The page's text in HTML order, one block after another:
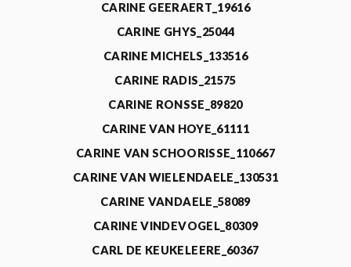
CARINE GEERAERT_19616
CARINE GHYS_25044
CARINE MICHELS_133516
CARINE RADIS_21575
CARINE RONSSE_89820
CARINE VAN HOYE_61111
CARINE VAN SCHOORISSE_110667
CARINE VAN WIELENDAELE_130531
CARINE VANDAELE_58089
CARINE VINDEVOGEL_80309
CARL DE KEUKELEERE_60367